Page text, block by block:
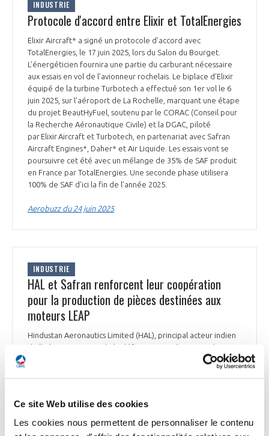
Ce site Web utilise des cookies
Les cookies nous permettent de personnaliser le contenu
INDUSTRIE
Protocole d'accord entre Elixir et TotalEnergies
Elixir Aircraft* a signé un protocole d’accord avec
TotalEnergies, le 17 juin 2025, lors du Salon du Bourget.
L’énergéticien fournira une partie du carburant nécessaire
aux essais en vol de l’avionneur rochelais. Le biplace d’Elixir
équipé de la turbine Turbotech a effectué son 1er vol le 6
juin 2025, sur l’aéroport de La Rochelle, marquant une étape
du projet BeautHyFuel, soutenu par le CORAC (Conseil pour
la Recherche Aéronautique Civile) et la DGAC, piloté
par Elixir Aircraft et Turbotech, en partenariat avec Safran
Aircraft Engines*, Daher* et Air Liquide. Les essais vont se
poursuivre cet été avec un mélange de 35% de SAF produit
en France par TotalEnergies. Une seconde phase utilisera
100% de SAF d’ici la fin de l’année 2025.
Aerobuzz du 24 juin 2025
INDUSTRIE
HAL et Safran renforcent leur coopération
pour la production de pièces destinées aux
moteurs LEAP
Hindustan Aeronautics Limited (HAL), principal acteur indien
de l’aéronautique et de la défense, a signé un accord avec
Safran Aircraft Engines*, concernant l’industrialisation et la
production de pièces rotatives en Inconel, alliage à base de
indien et d’accompagner la montée en cadence des
moteurs LEAP équipant les avions civils monocouloirs.